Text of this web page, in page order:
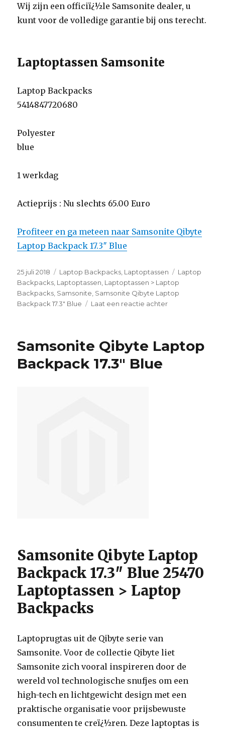
Wij zijn een officiï¿½le Samsonite dealer, u
kunt voor de volledige garantie bij ons terecht.
Laptoptassen Samsonite
Laptop Backpacks
5414847720680
Polyester
blue
1 werkdag
Actieprijs : Nu slechts 65.00 Euro
Profiteer en ga meteen naar Samsonite Qibyte
Laptop Backpack 17.3″ Blue
Geplaatst
op
25 juli 2018 Categorieën
Laptop Backpacks, Laptoptassen Tags
Laptop
Backpacks, Laptoptassen, Laptoptassen > Laptop
Backpacks, Samsonite, Samsonite Qibyte Laptop
Backpack 17.3" Blue
Laat een reactie achter
Backpack
Samsonite Qibyte Laptop
Backpack 17.3″ Blue
Samsonite Qibyte Laptop
Backpack 17.3″ Blue 25470
Laptoptassen > Laptop
Backpacks
Laptoprugtas uit de Qibyte serie van
Samsonite. Voor de collectie Qibyte liet
Samsonite zich vooral inspireren door de
wereld vol technologische snufjes om een
high-tech en lichtgewicht design met een
praktische organisatie voor prijsbewuste
consumenten te creï¿½ren. Deze laptoptas is